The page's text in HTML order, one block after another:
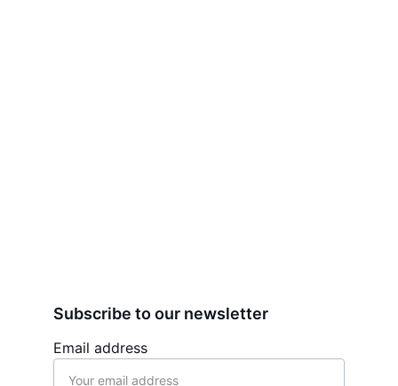
Email address
Subscribe to our newsletter